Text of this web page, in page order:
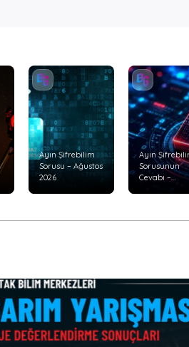
Ayın Şifrebilim
Sorusu – Ağustos
2026
Ayın
Sorusunun
Cevabı –